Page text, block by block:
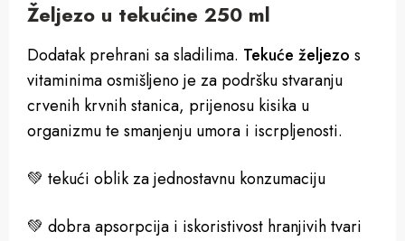
Željezo u tekućine 250 ml
Dodatak prehrani sa sladilima. Tekuće željezo s
vitaminima osmišljeno je za podršku stvaranju
crvenih krvnih stanica, prijenosu kisika u
organizmu te smanjenju umora i iscrpljenosti.
💚 tekući oblik za jednostavnu konzumaciju
💚 dobra apsorpcija i iskoristivost hranjivih tvari